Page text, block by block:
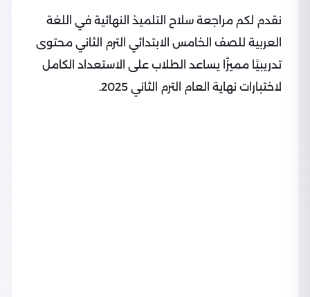
نقدم لكم مراجعة سلاح التلميذ النهائية في اللغة
العربية للصف الخامس الابتدائي الترم الثاني محتوى
تدريبيًا مميزًا يساعد الطلاب على الاستعداد الكامل
لاختبارات نهاية العام الترم الثاني 2025.